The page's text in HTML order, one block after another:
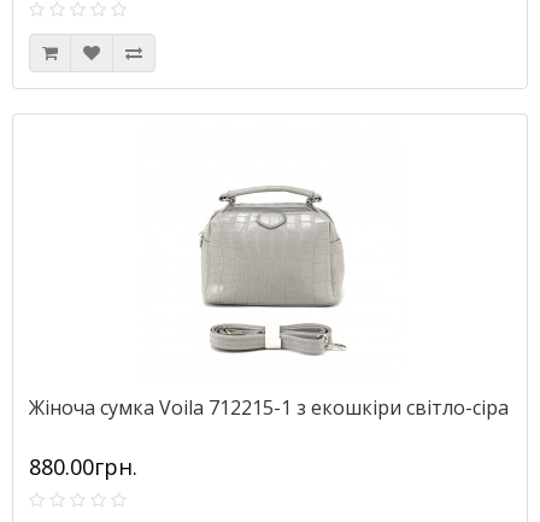
Жіноча сумка Voila 712215-1 з екошкіри світло-сіра
880.00грн.